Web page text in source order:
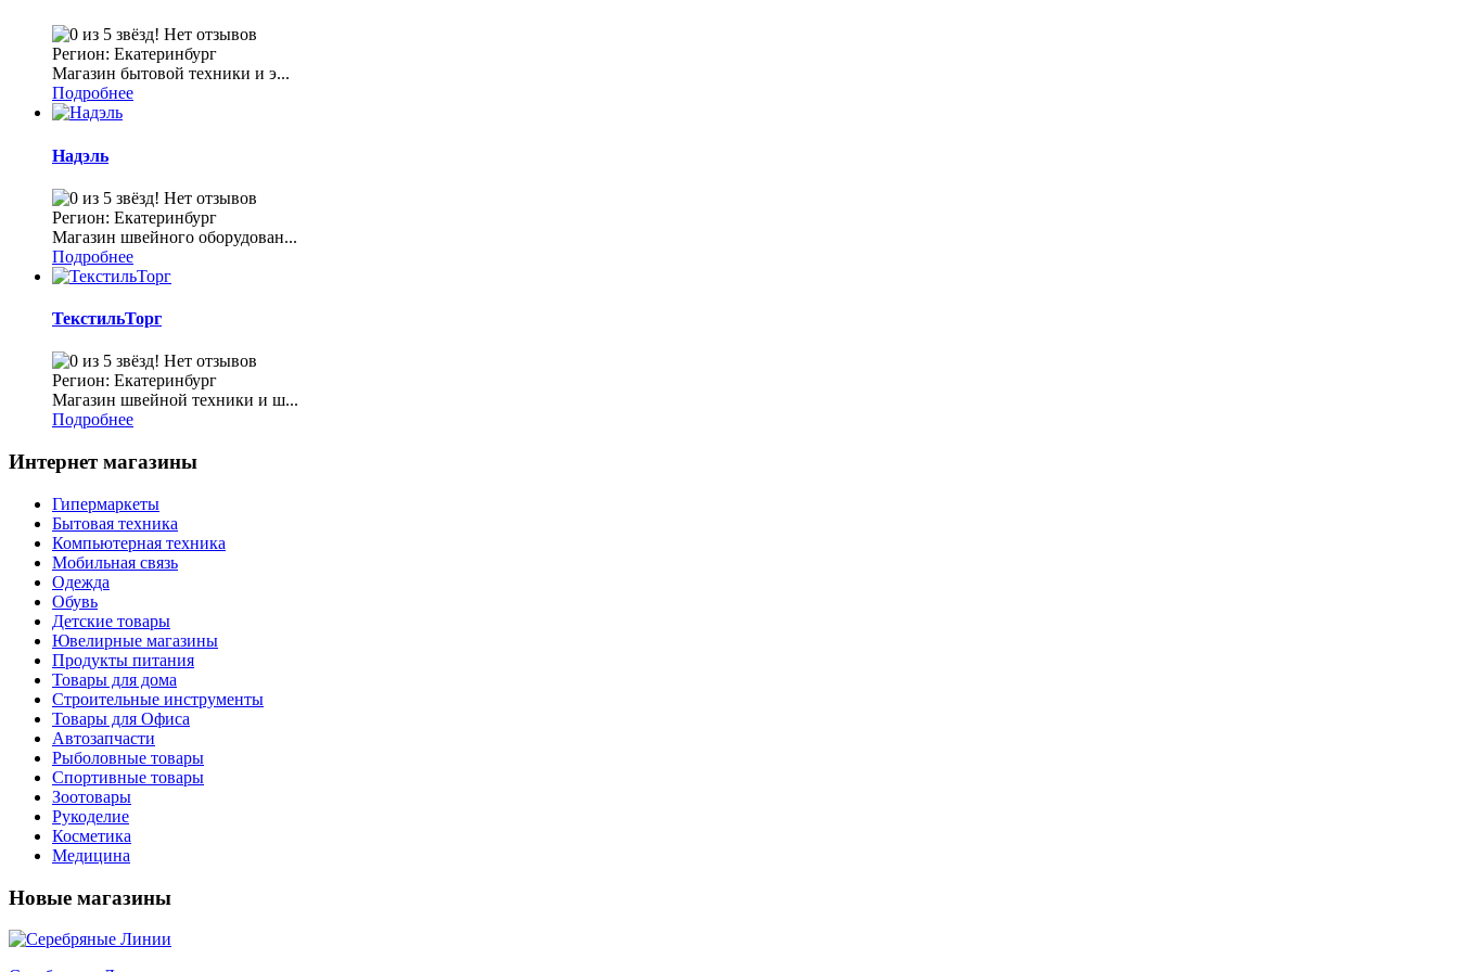
Нет отзывов
Регион: Екатеринбург
Магазин бытовой техники и э...
Подробнее
Надэль
Нет отзывов
Регион: Екатеринбург
Магазин швейного оборудован...
Подробнее
ТекстильТорг
Нет отзывов
Регион: Екатеринбург
Магазин швейной техники и ш...
Подробнее
Интернет магазины
Гипермаркеты
Бытовая техника
Компьютерная техника
Мобильная связь
Одежда
Обувь
Детские товары
Ювелирные магазины
Продукты питания
Товары для дома
Строительные инструменты
Товары для Офиса
Автозапчасти
Рыболовные товары
Спортивные товары
Зоотовары
Рукоделие
Косметика
Медицина
Новые магазины